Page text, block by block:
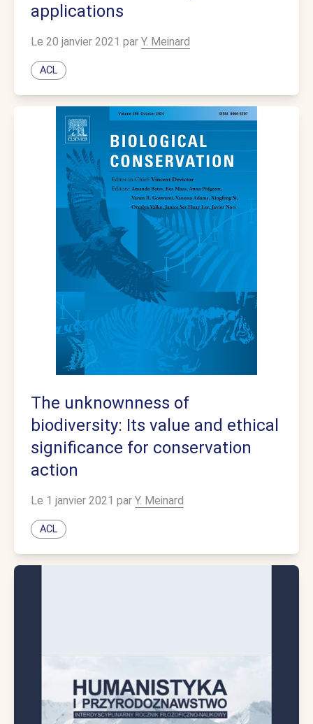
applications
Le 20 janvier 2021 par Y. Meinard
ACL
The unknownness of
biodiversity: Its value and ethical
significance for conservation
action
Le 1 janvier 2021 par Y. Meinard
ACL